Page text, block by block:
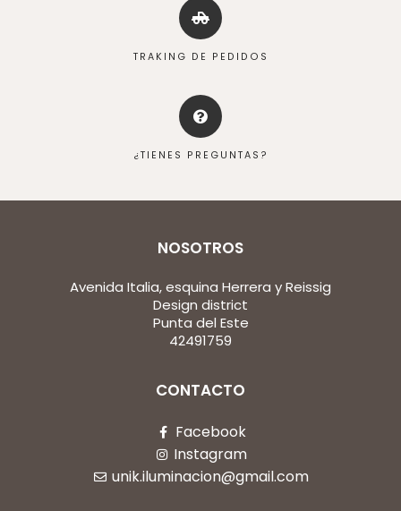
TRAKING DE PEDIDOS
¿TIENES PREGUNTAS?
NOSOTROS
Avenida Italia, esquina Herrera y Reissig
Design district
Punta del Este
42491759
CONTACTO
Facebook
Instagram
unik.iluminacion@gmail.com